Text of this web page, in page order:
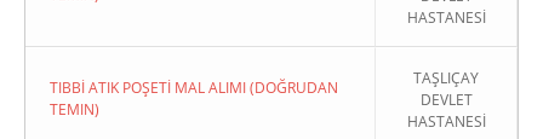
HASTANESİ
TIBBİ ATIK POŞETİ MAL ALIMI (DOĞRUDAN
TEMIN)
TAŞLIÇAY
DEVLET
HASTANESİ